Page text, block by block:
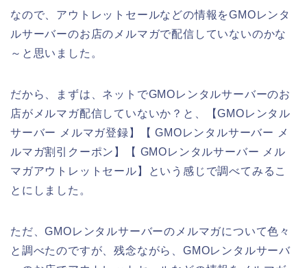
なので、アウトレットセールなどの情報をGMOレンタ
ルサーバーのお店のメルマガで配信していないのかな
～と思いました。
だから、まずは、ネットでGMOレンタルサーバーのお
店がメルマガ配信していないか？と、【GMOレンタル
サーバー メルマガ登録】【 GMOレンタルサーバー メ
ルマガ割引クーポン】【 GMOレンタルサーバー メル
マガアウトレットセール】という感じで調べてみるこ
とにしました。
ただ、GMOレンタルサーバーのメルマガについて色々
と調べたのですが、残念ながら、GMOレンタルサーバ